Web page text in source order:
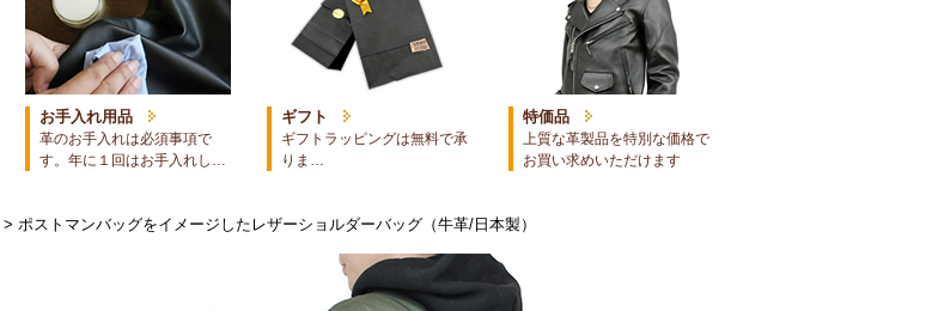
お手入れ用品
革のお手入れは必須事項で
す。年に１回はお手入れし…
ギフト
ギフトラッピングは無料で承
りま…
特価品
上質な革製品を特別な価格で
お買い求めいただけます
> ポストマンバッグをイメージしたレザーショルダーバッグ（牛革/日本製）